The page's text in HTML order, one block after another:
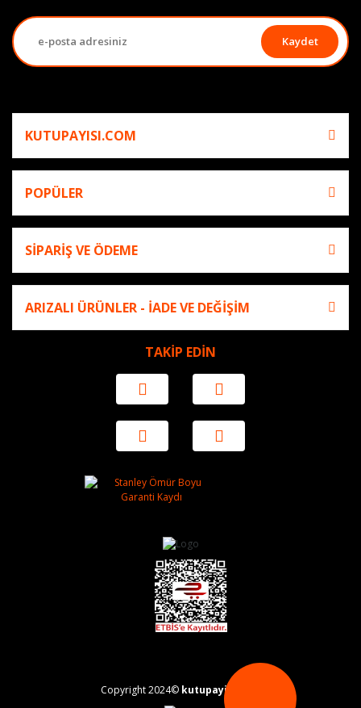
Kaydet
KUTUPAYISI.COM
POPÜLER
SİPARİŞ VE ÖDEME
ARIZALI ÜRÜNLER - İADE VE DEĞİŞİM
TAKİP EDİN
Copyright 2024© kutupayisi.com